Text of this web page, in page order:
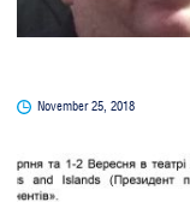
November 25, 2018